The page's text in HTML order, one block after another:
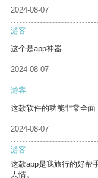
2024-08-07
游客
这个是app神器
2024-08-07
游客
这款软件的功能非常全面
2024-08-07
游客
这款app是我旅行的好帮
人情。